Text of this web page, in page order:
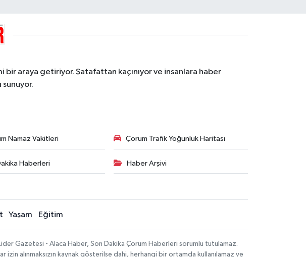
araya getiriyor. Şatafattan kaçınıyor ve insanlara haber
Namaz Vakitleri Çorum Trafik Yoğunluk Haritası
Haberleri Haber Arşivi
Yaşam Eğitim
Gazetesi - Alaca Haber, Son Dakika Çorum Haberleri sorumlu tutulamaz.
alınmaksızın kaynak gösterilse dahi, herhangi bir ortamda kullanılamaz ve